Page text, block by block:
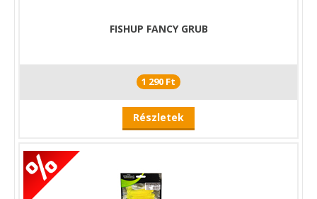
FISHUP FANCY GRUB
1 290 Ft
Részletek